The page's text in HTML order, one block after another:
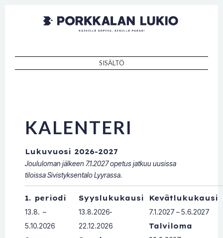
Porkkalan
lukio
Kaikille sopiva, sinulle paras!
SISÄLTÖ
KALENTERI
Lukuvuosi 2026-2027
Joululoman jälkeen 7.1.2027 opetus jatkuu uusissa
tiloissa Sivistyksentalo Lyyrassa.
1. periodi
13.8. –
5.10.2026
Syyslukukausi
13.8.2026-
22.12.2026
Kevätlukukausi
7.1.2027 – 5.6.2027
Talviloma